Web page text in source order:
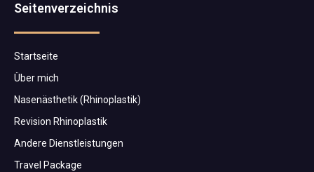
Seitenverzeichnis
Startseite
Über mich
Nasenästhetik (Rhinoplastik)
Revision Rhinoplastik
Andere Dienstleistungen
Travel Package